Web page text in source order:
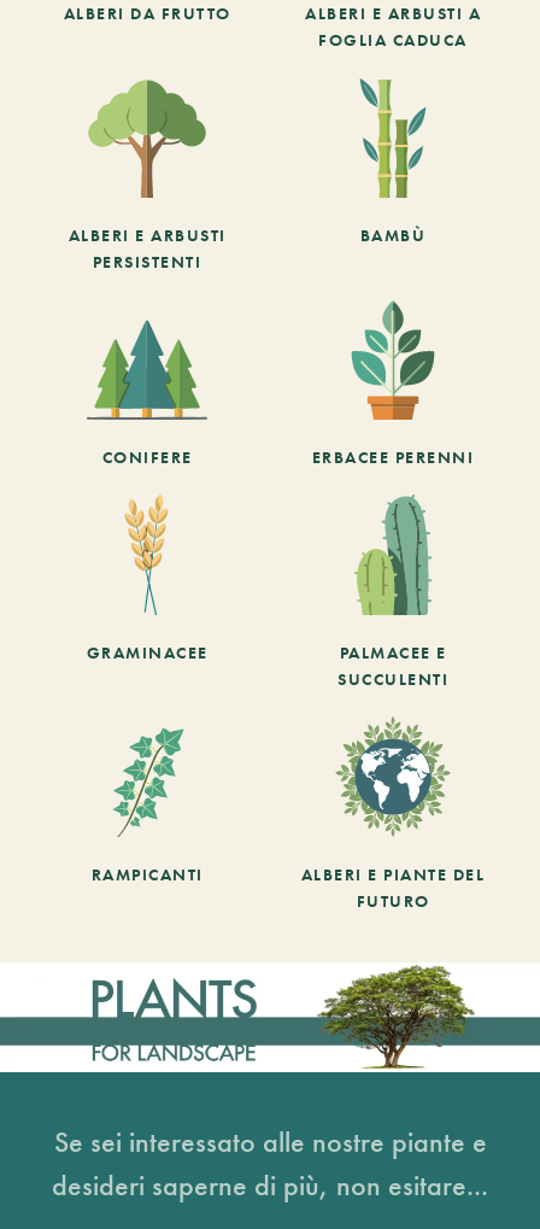
ALBERI DA FRUTTO
ALBERI E ARBUSTI A
FOGLIA CADUCA
ALBERI E ARBUSTI
PERSISTENTI
BAMBÙ
CONIFERE ERBACEE PERENNI
GRAMINACEE
PALMACEE E
SUCCULENTI
RAMPICANTI
ALBERI E PIANTE DEL
FUTURO
Se sei interessato alle nostre piante e
desideri saperne di più, non esitare...